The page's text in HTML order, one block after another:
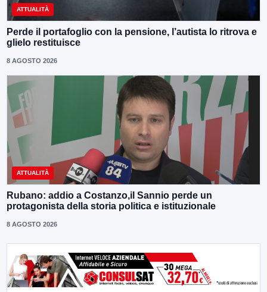
ATTUALITÀ
Perde il portafoglio con la pensione, l’autista lo ritrova e
glielo restituisce
8 AGOSTO 2026
ATTUALITÀ
Rubano: addio a Costanzo,il Sannio perde un
protagonista della storia politica e istituzionale
8 AGOSTO 2026